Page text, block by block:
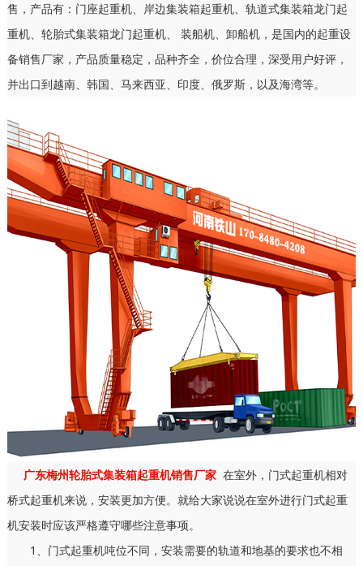
售，产品有：门座起重机、岸边集装箱起重机、轨道式集装箱龙门起
重机、轮胎式集装箱龙门起重机、 装船机、卸船机，是国内的起重设
备销售厂家，产品质量稳定，品种齐全，价位合理，深受用户好评，
并出口到越南、韩国、马来西亚、印度、俄罗斯，以及海湾等。
广东梅州轮胎式集装箱起重机销售厂家 在室外，门式起重机相对
桥式起重机来说，安装更加方便。就给大家说说在室外进行门式起重
机安装时应该严格遵守哪些注意事项。
1、门式起重机吨位不同，安装需要的轨道和地基的要求也不相